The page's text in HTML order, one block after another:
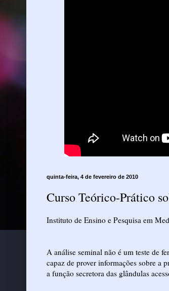
quinta-feira, 4 de fevereiro de 2010
Curso Teórico-Prático
Instituto de Ensino e Pesquisa em
A análise seminal não é um teste de
capaz de prover informações sobre a
a função secretora das glândulas